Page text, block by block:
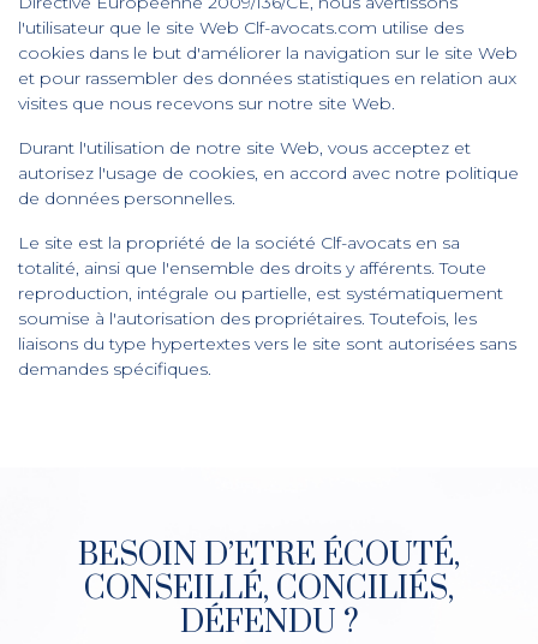
l'utilisateur que le site Web Clf-avocats.com utilise des
cookies dans le but d'améliorer la navigation sur le site Web
et pour rassembler des données statistiques en relation aux
visites que nous recevons sur notre site Web.
Durant l'utilisation de notre site Web, vous acceptez et
autorisez l'usage de cookies, en accord avec notre politique
de données personnelles.
Le site est la propriété de la société Clf-avocats en sa
totalité, ainsi que l'ensemble des droits y afférents. Toute
reproduction, intégrale ou partielle, est systématiquement
soumise à l'autorisation des propriétaires. Toutefois, les
liaisons du type hypertextes vers le site sont autorisées sans
demandes spécifiques.
BESOIN D’ETRE ÉCOUTÉ,
CONSEILLÉ, CONCILIÉS,
DÉFENDU ?